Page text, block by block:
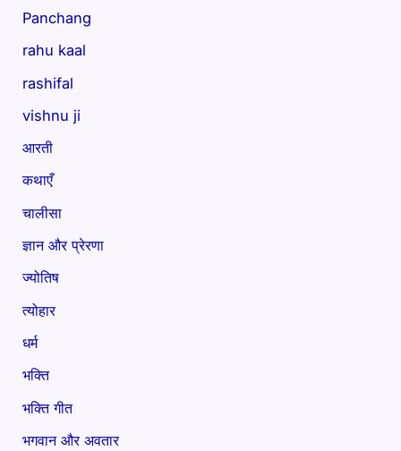
Panchang
rahu kaal
rashifal
vishnu ji
आरती
कथाएँ
चालीसा
ज्ञान और प्रेरणा
ज्योतिष
त्योहार
धर्म
भक्ति
भक्ति गीत
भगवान और अवतार